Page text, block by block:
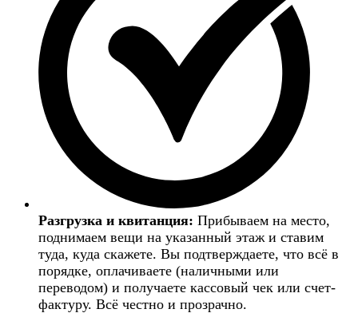
Разгрузка и квитанция: Прибываем на место,
поднимаем вещи на указанный этаж и ставим
туда, куда скажете. Вы подтверждаете, что всё в
порядке, оплачиваете (наличными или
переводом) и получаете кассовый чек или счет-
фактуру. Всё честно и прозрачно.